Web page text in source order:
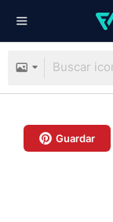
Guardar